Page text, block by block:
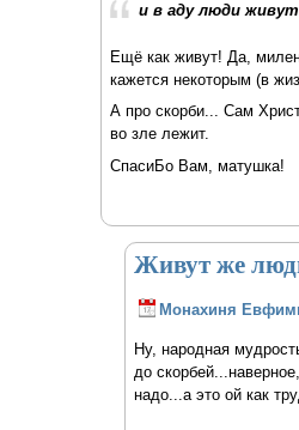
и в аду люди живут
Ещё как живут! Да,
кажется некоторым (в
А про скорби... Сам
во зле лежит.
СпасиБо Вам, матушка!
Живут же
Монахиня
Ну, народная
до
надо...а это ой как